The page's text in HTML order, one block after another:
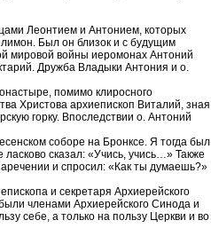
Леонтием и Антонием, которых
Был он близок и с будущим
мировой войны иеромонах Антоний
Дружба Владыки Антония и о.
помимо клиросного
Христова архиепископ Виталий, зная
горку. Впоследствии о. Антоний
соборе на Бронксе. Я тогда был
сказал: «Учись, учись…» Также
и спросил: «Как ты думаешь?»
и секретаря Архиерейского
членами Архиерейского Синода и
себе, а только на пользу Церкви и во